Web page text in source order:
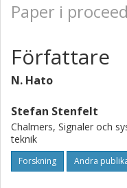
Paper i
Författare
N. Hato
Stefan Stenfelt
Chalmers, Signaler och
teknik
Forskning Andra